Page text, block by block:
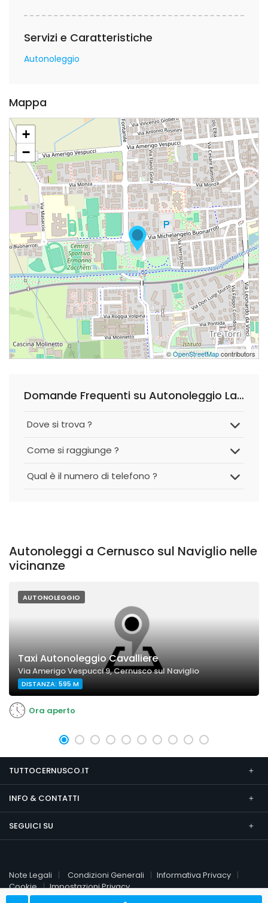
Servizi e Caratteristiche
Autonoleggio
Mappa
+
−
©OpenStreetMapcontributors
Domande Frequenti su Autonoleggio Lavallata e C. S.a.s. di Mirko Rossini
Dove si trova ?
Come si raggiunge ?
Qual è il numero di telefono ?
Autonoleggi a Cernusco sul Naviglio nelle
vicinanze
AUTONOLEGGIO
Taxi Autonoleggio Cavalliere
Via Amerigo Vespucci 9, Cernusco sul Naviglio
DISTANZA: 595 M
Ora aperto
TUTTOCERNUSCO.IT
INFO & CONTATTI
SEGUICI SU
Note Legali Condizioni Generali
Informativa Privacy
Cookie
Impostazioni Privacy